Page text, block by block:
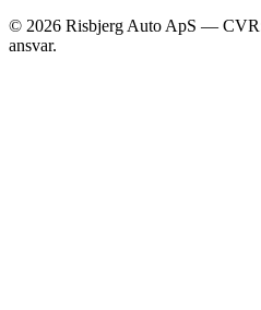
© 2026 Risbjerg Auto ApS —
ansvar.